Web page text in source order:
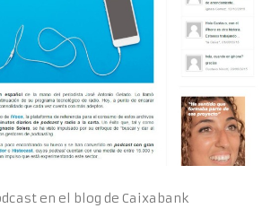
en el blog de Caixabank